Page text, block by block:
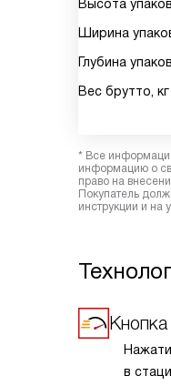
Высота
Ширина
Глубина
Вес брутто, кг
* Все
информацию о
право на
Покупатель
инструкции и на
в